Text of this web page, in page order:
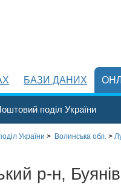
БАЗИ ДАНИХ
поділ України
України > Волинська обл. >
р-н,